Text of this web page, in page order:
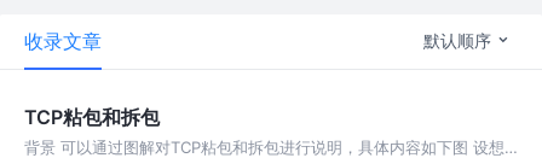
收录文章 默认顺序
TCP粘包和拆包
背景 可以通过图解对TCP粘包和拆包进行说明，具体内容如下图 设想